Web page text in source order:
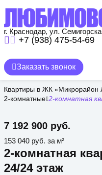
основному
содержанию
г. Краснодар, ул.
+7 (938) 475-54-69
Заказать звонок
Квартиры в ЖК «Микрорайон
2-комнатные 2-комнатная
2-комнатная
24/24 этаж
7 192 900 руб.
153 040 руб. за м²